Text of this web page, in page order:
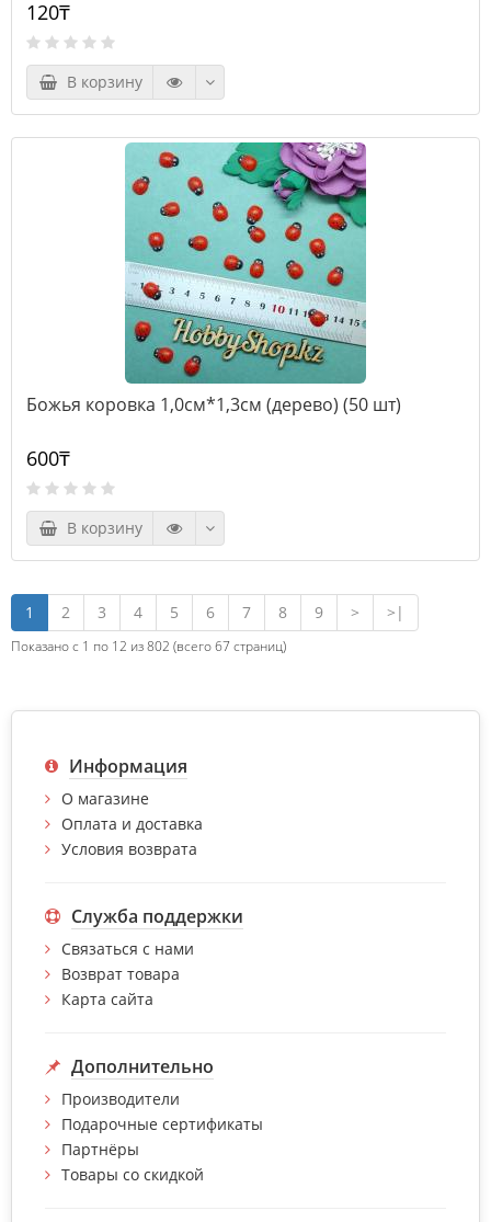
120₸
В корзину
Божья коровка 1,0см*1,3см (дерево) (50 шт)
600₸
В корзину
1 2 3 4 5 6 7 8 9 > >|
Показано с 1 по 12 из 802 (всего 67 страниц)
Информация
О магазине
Оплата и доставка
Условия возврата
Служба поддержки
Связаться с нами
Возврат товара
Карта сайта
Дополнительно
Производители
Подарочные сертификаты
Партнёры
Товары со скидкой